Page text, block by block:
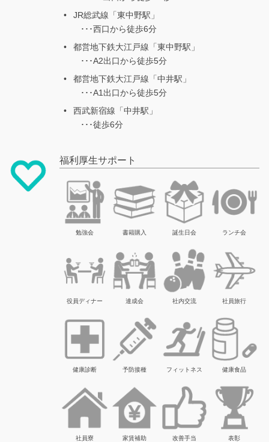
JR総武線「東中野駅」
･･･西口から徒歩6分
都営地下鉄大江戸線「東中野駅」
･･･A2出口から徒歩5分
都営地下鉄大江戸線「中井駅」
･･･A1出口から徒歩5分
西武新宿線「中井駅」
･･･徒歩6分
福利厚生サポート
勉強会 書籍購入 誕生日会 ランチ会
役員ディナー 達成会 社内交流 社員旅行
健康診断 予防接種 フィットネス 健康食品
社員寮 家賃補助 改善手当 表彰